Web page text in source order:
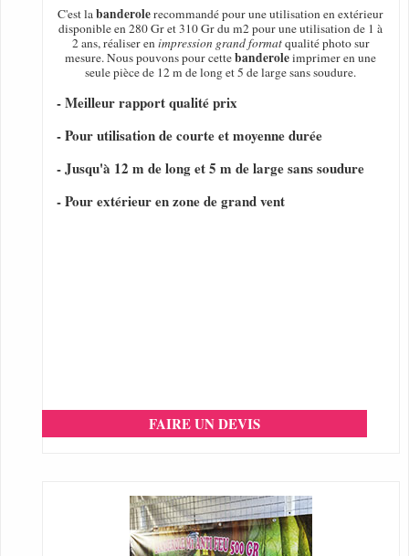
C'est labanderolerecommandé pour une utilisation en extérieur
disponible en 280 Gr et 310 Gr du m2 pour une utilisation de 1 à
2 ans, réaliser enimpression grand formatqualité photo sur
mesure. Nous pouvons pour cettebanderoleimprimer en une
seule pièce de 12 m de long et 5 de large sans soudure.
- Meilleur rapport qualité prix
- Pour utilisation de courte et moyenne durée
- Jusqu'à 12 m de long et 5 m de large sans soudure
- Pour extérieur en zone de grand vent
FAIRE UN DEVIS